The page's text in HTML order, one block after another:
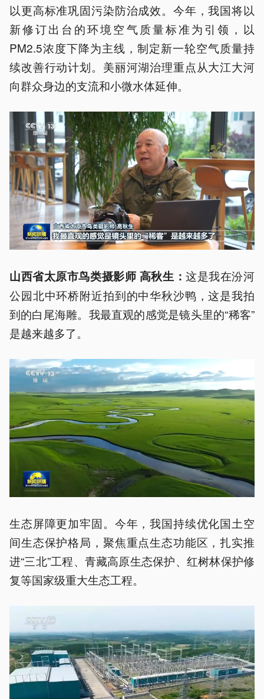
以更高标准巩固污染防治成效。今年，我国将以
新修订出台的环境空气质量标准为引领，以
PM2.5浓度下降为主线，制定新一轮空气质量持
续改善行动计划。美丽河湖治理重点从大江大河
向群众身边的支流和小微水体延伸。
山西省太原市鸟类摄影师 高秋生：这是我在汾河
公园北中环桥附近拍到的中华秋沙鸭，这是我拍
到的白尾海雕。我最直观的感觉是镜头里的“稀客”
是越来越多了。
生态屏障更加牢固。今年，我国持续优化国土空
间生态保护格局，聚焦重点生态功能区，扎实推
进“三北”工程、青藏高原生态保护、红树林保护修
复等国家级重大生态工程。